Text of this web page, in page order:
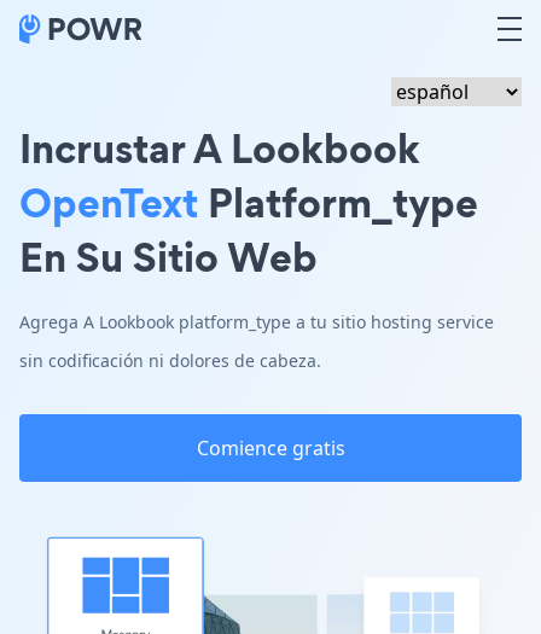
Incrustar A Lookbook
OpenText Platform_type
En Su Sitio Web
Agrega A Lookbook platform_type a tu sitio hosting service
sin codificación ni dolores de cabeza.
Comience gratis